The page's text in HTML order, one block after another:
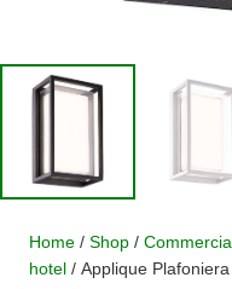
Home / Shop /
hotel / Applique